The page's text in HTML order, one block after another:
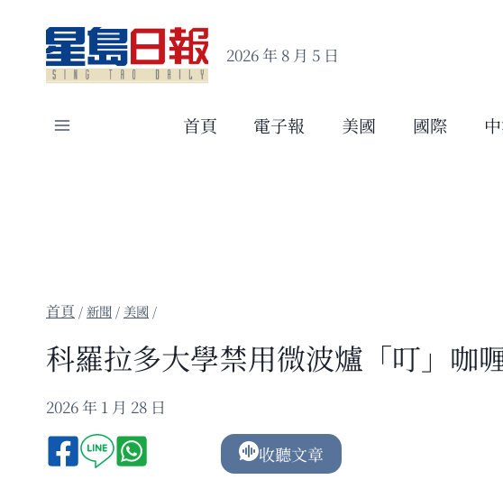
content
2026 年 8 月 5 日
首頁 電子報 美國 國際
/新聞 / 美國 /
科羅拉多大學禁用微波爐「叮」咖
2026 年 1 月 28 日
收聽文章